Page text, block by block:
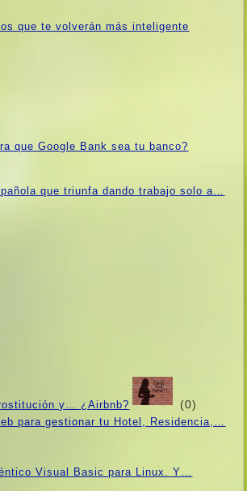
que te volverán más inteligente
que Google Bank sea tu banco?
que triunfa dando trabajo solo a…
y… ¿Airbnb? (0)
para gestionar tu Hotel, Residencia,…
Visual Basic para Linux. Y…